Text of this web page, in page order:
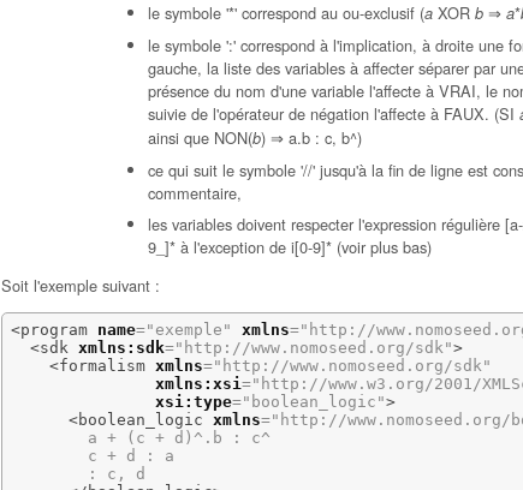
le symbole '*' correspond au ou-exclusif (aXOR b⇒ a*
le symbole ':' correspond à l'implication, à droite une
gauche, la liste des variables à affecter séparer par
présence du nom d'une variable l'affecte à VRAI, le
suivie de l'opérateur de négation l'affecte à FAUX. (SI
ainsi que NON(b) ⇒ a.b : c, b^)
ce qui suit le symbole '//' jusqu'à la fin de ligne est
commentaire,
les variables doivent respecter l'expression régulière
9_]* à l'exception de i[0-9]* (voir plus bas)
Soit l'exemple suivant :
<program name="exemple" xmlns="http://
<sdk xmlns:sdk="http://www.nomoseed.org/sdk">
<formalism xmlns="http://www.nomoseed.org/sdk"
xmlns:xsi="http://www.w3.org/2001/
xsi:type="boolean_logic">
<boolean_logic xmlns="http://www.nomoseed.org/
        a + (c + d)^.b : c^
        c + d : a
        : c, d